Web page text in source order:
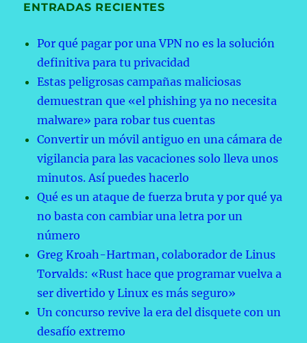
ENTRADAS RECIENTES
Por qué pagar por una VPN no es la solución
definitiva para tu privacidad
Estas peligrosas campañas maliciosas
demuestran que «el phishing ya no necesita
malware» para robar tus cuentas
Convertir un móvil antiguo en una cámara de
vigilancia para las vacaciones solo lleva unos
minutos. Así puedes hacerlo
Qué es un ataque de fuerza bruta y por qué ya
no basta con cambiar una letra por un
número
Greg Kroah-Hartman, colaborador de Linus
Torvalds: «Rust hace que programar vuelva a
ser divertido y Linux es más seguro»
Un concurso revive la era del disquete con un
desafío extremo